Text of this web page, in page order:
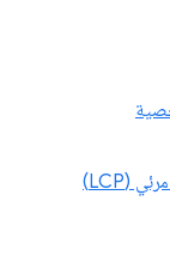
إتاحة بيانات حقل "سرعة عرض أكبر محتوى مرئي (LCP)